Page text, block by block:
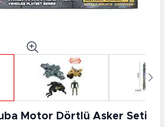
Motor Dörtlü Asker Seti